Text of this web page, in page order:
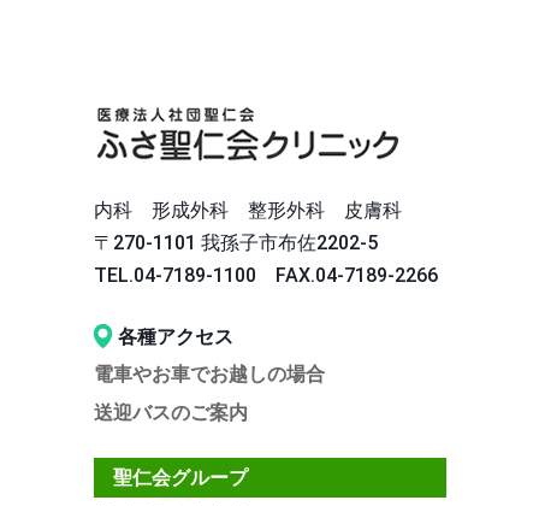
内科 形成外科 整形外科 皮膚科
〒270‐1101 我孫子市布佐2202-5
TEL.04-7189-1100 FAX.04-7189-2266
各種アクセス
電車やお車でお越しの場合
送迎バスのご案内
聖仁会グループ